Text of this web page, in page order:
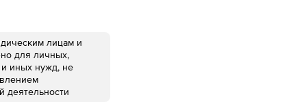
лицам и
для личных,
иных нужд, не
деятельности